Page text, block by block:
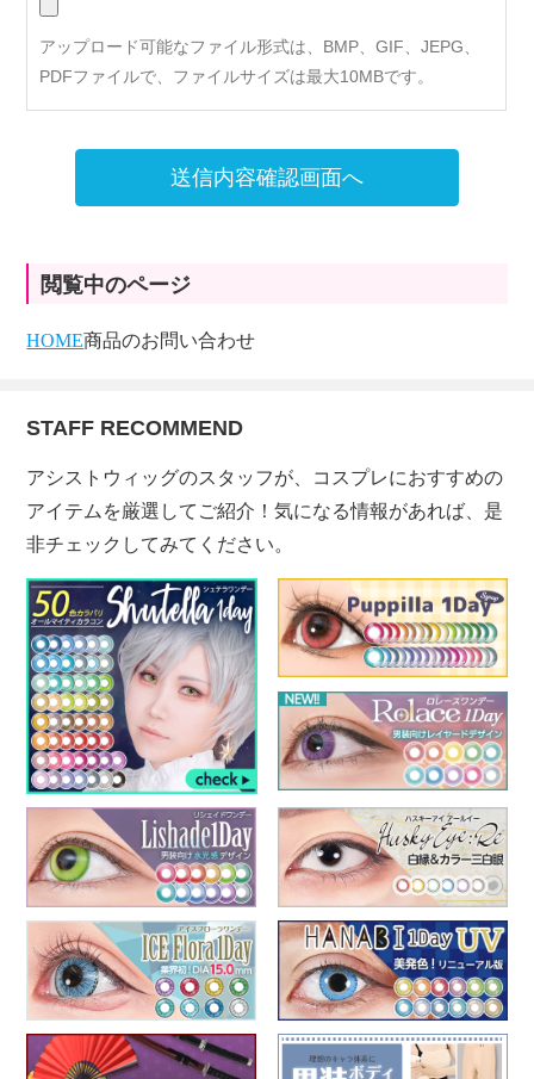
アップロード可能なファイル形式は、BMP、GIF、JEPG、
PDFファイルで、ファイルサイズは最大10MBです。
送信内容確認画面へ
閲覧中のページ
HOME商品のお問い合わせ
STAFF RECOMMEND
アシストウィッグのスタッフが、コスプレにおすすめの
アイテムを厳選してご紹介！気になる情報があれば、是
非チェックしてみてください。